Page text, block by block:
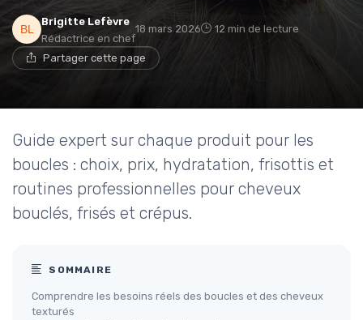
Brigitte Lefèvre
Rédactrice en chef
18 mars 2026 12 min de lecture
Partager cette page
Guide expert sur chaque produit pour les
boucles : choix, prix, hydratation, frisottis et
routines professionnelles pour cheveux
bouclés, frisés et crépus.
SOMMAIRE
Comprendre les besoins réels des boucles et des cheveux
texturés